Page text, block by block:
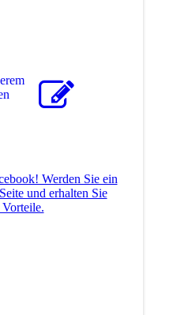
Werden Sie ein
und erhalten Sie
Vorteile.